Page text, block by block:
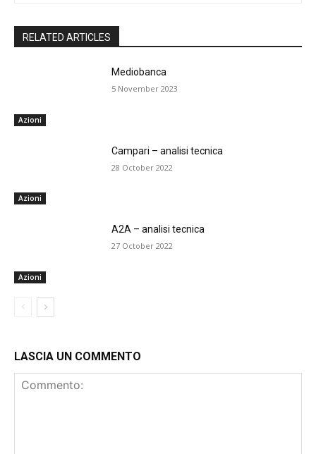
RELATED ARTICLES
Azioni
Mediobanca
5 November 2023
Azioni
Campari – analisi tecnica
28 October 2022
Azioni
A2A – analisi tecnica
27 October 2022
LASCIA UN COMMENTO